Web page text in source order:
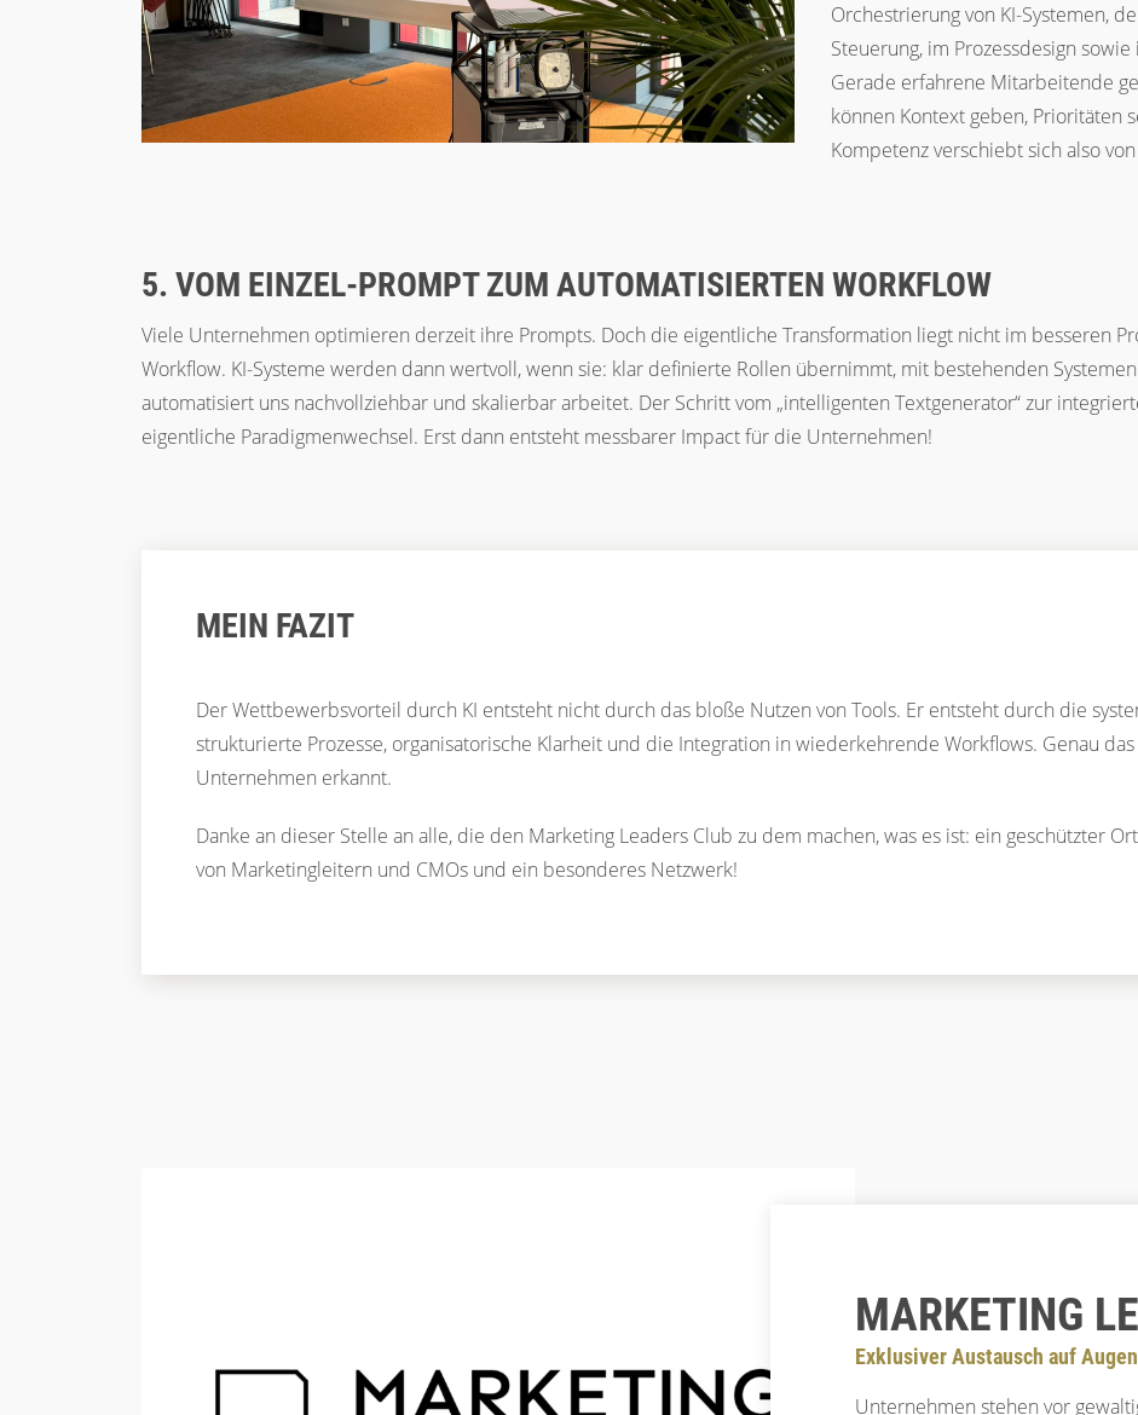
Orchestrierung von KI-Systemen,
Steuerung, im Prozessdesign
Gerade erfahrene Mitarbeitende
können Kontext geben, Prioritäten
Kompetenz verschiebt sich also von
5. VOM EINZEL-PROMPT ZUM AUTOMATISIERTEN WORKFLOW
Viele Unternehmen optimieren derzeit ihre Prompts. Doch die eigentliche Transformation liegt nicht im besseren
Workflow. KI-Systeme werden dann wertvoll, wenn sie: klar definierte Rollen übernimmt, mit bestehenden
automatisiert uns nachvollziehbar und skalierbar arbeitet. Der Schritt vom „intelligenten Textgenerator“ zur
eigentliche Paradigmenwechsel. Erst dann entsteht messbarer Impact für die Unternehmen!
MEIN FAZIT
Der Wettbewerbsvorteil durch KI entsteht nicht durch das bloße Nutzen von Tools. Er entsteht durch die
strukturierte Prozesse, organisatorische Klarheit und die Integration in wiederkehrende Workflows. Genau
Unternehmen erkannt.
Danke an dieser Stelle an alle, die den Marketing Leaders Club zu dem machen, was es ist: ein geschützter
von Marketingleitern und CMOs und ein besonderes Netzwerk!
MARKETING
Exklusiver Austausch auf
Unternehmen stehen vor